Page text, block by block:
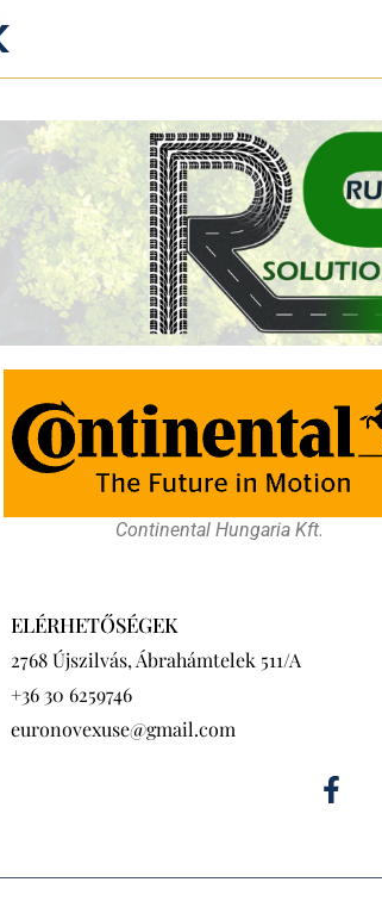
Continental Hungaria Kft.
ELÉRHETŐSÉGEK
2768 Újszilvás, Ábrahámtelek 511/A
+36 30 6259746
euronovexuse@gmail.com